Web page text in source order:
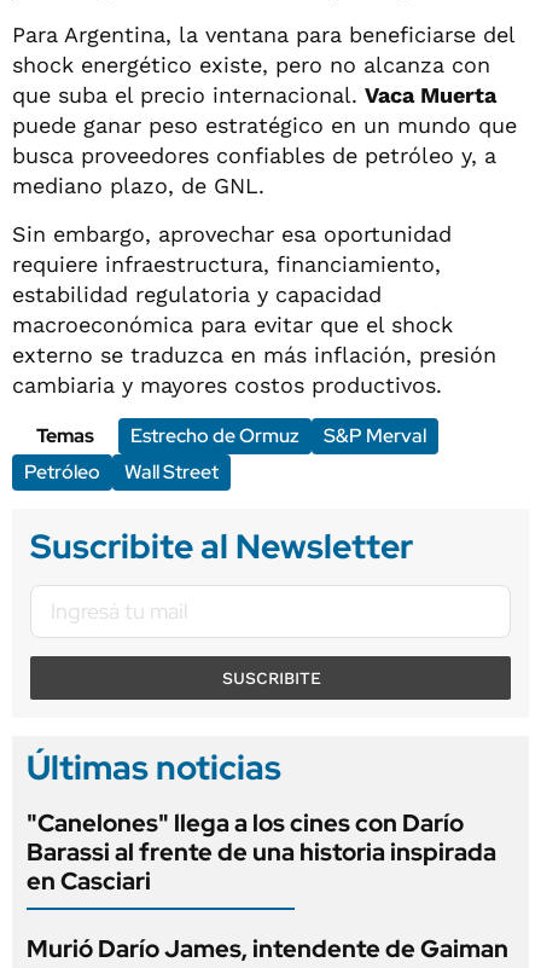
Para Argentina, la ventana para beneficiarse del
shock energético existe, pero no alcanza con
que suba el precio internacional. Vaca Muerta
puede ganar peso estratégico en un mundo que
busca proveedores confiables de petróleo y, a
mediano plazo, de GNL.
Sin embargo, aprovechar esa oportunidad
requiere infraestructura, financiamiento,
estabilidad regulatoria y capacidad
macroeconómica para evitar que el shock
externo se traduzca en más inflación, presión
cambiaria y mayores costos productivos.
Temas
Estrecho de Ormuz
S&P Merval
Petróleo
Wall Street
Suscribite al Newsletter
SUSCRIBITE
Últimas noticias
"Canelones" llega a los cines con Darío
Barassi al frente de una historia inspirada
en Casciari
Murió Darío James, intendente de Gaiman